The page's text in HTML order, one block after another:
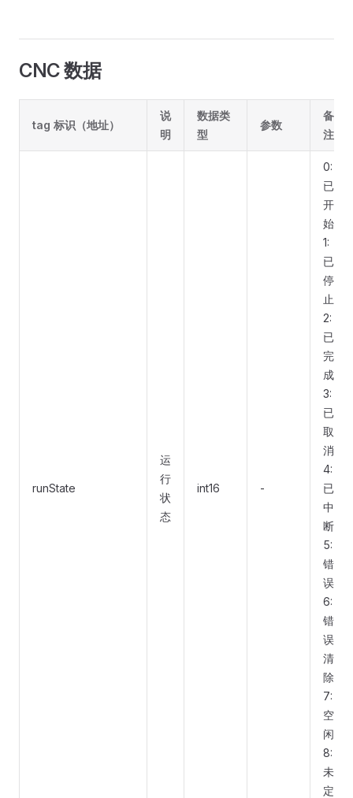
CNC 数据
tag 标识（地址）
说
明
数据类
型
参数
备
注
runState
运
行
状
态
int16 -
0:
已
开
始
1:
已
停
止
2:
已
完
成
3:
已
取
消
4:
已
中
断
5:
错
误
6:
错
误
清
除
7:
空
闲
8:
未
定